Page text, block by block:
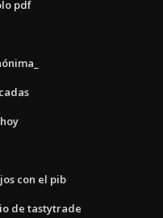
pdf
con el pib
de tastytrade